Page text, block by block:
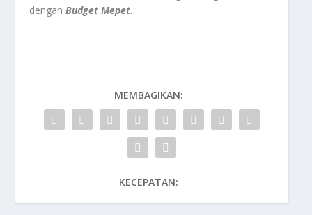
denganBudget Mepet.
MEMBAGIKAN:
KECEPATAN: